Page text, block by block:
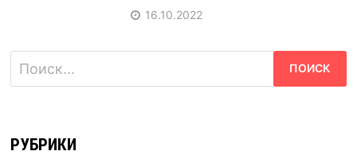
16.10.2022
Найти:
РУБРИКИ